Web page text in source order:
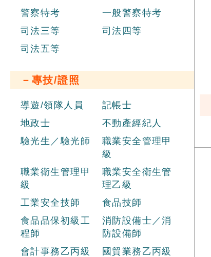
警察特考
一般警察特考
司法三等
司法四等
司法五等
－專技/證照
導遊/領隊人員
記帳士
地政士
不動產經紀人
驗光生／驗光師
職業安全管理甲
級
職業衛生管理甲
級
職業安全衛生管
理乙級
工業安全技師
食品技師
食品品保初級工
程師
消防設備士／消
防設備師
會計事務乙丙級
國貿業務乙丙級